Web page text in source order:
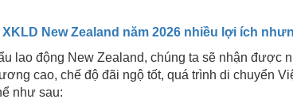
XKLD New Zealand năm 2026 nhiều lợi ích
lao động New Zealand, chúng ta sẽ nhận được
cao, chế độ đãi ngộ tốt, quá trình di chuyển
như sau: